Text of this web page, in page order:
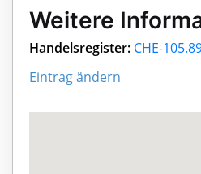
Weitere
Handelsregister: CHE-
Eintrag ändern